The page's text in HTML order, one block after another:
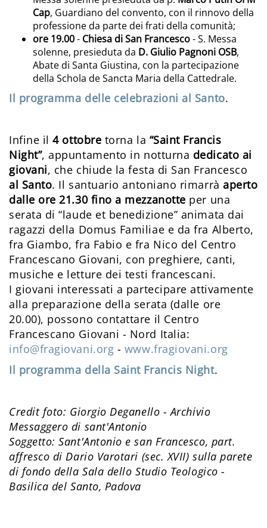
Cap, Guardiano del convento, con il rinnovo della
professione da parte dei frati della comunità;
ore 19.00- Chiesa di San Francesco- S. Messa
solenne, presieduta da D. Giulio Pagnoni OSB,
Abate di Santa Giustina, con la partecipazione
della Schola de Sancta Maria della Cattedrale.
Il programma delle celebrazioni al Santo.
Infine il4 ottobre torna la “Saint Francis
Night”, appuntamento in notturna dedicato ai
giovani, che chiude la festa di San Francesco
al Santo. Il santuario antoniano rimarràaperto
dalle ore 21.30 fino a mezzanotte per una
serata di “laude et benedizione” animata dai
ragazzi della Domus Familiae e da fra Alberto,
fra Giambo, fra Fabio e fra Nico del Centro
Francescano Giovani, con preghiere, canti,
musiche e letture dei testi francescani.
I giovani interessati a partecipare attivamente
alla preparazione della serata (dalle ore
20.00), possono contattare il Centro
Francescano Giovani - Nord Italia:
info@fragiovani.org - www.fragiovani.org
Il programma della Saint Francis Night.
Credit foto: Giorgio Deganello - Archivio
Messaggero di sant'Antonio
Soggetto: Sant'Antonio e san Francesco, part.
affresco di Dario Varotari (sec. XVII) sulla parete
di fondo della Sala dello Studio Teologico -
Basilica del Santo, Padova